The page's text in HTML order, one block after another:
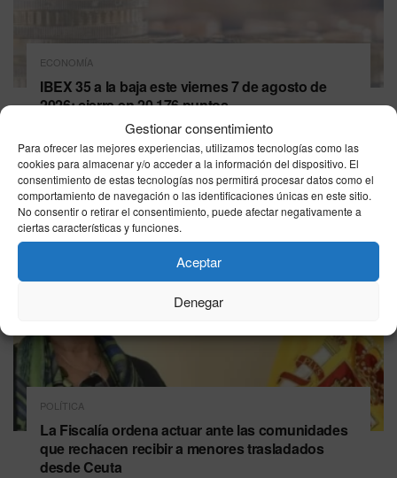
Gestionar consentimiento
Para ofrecer las mejores experiencias, utilizamos tecnologías como las
cookies para almacenar y/o acceder a la información del dispositivo. El
consentimiento de estas tecnologías nos permitirá procesar datos como el
comportamiento de navegación o las identificaciones únicas en este sitio.
No consentir o retirar el consentimiento, puede afectar negativamente a
ciertas características y funciones.
Aceptar
Denegar
ECONOMÍA
IBEX 35 a la baja este viernes 7 de agosto de
2026: cierra en 20.176 puntos
POLÍTICA
La Fiscalía ordena actuar ante las comunidades
que rechacen recibir a menores trasladados
desde Ceuta